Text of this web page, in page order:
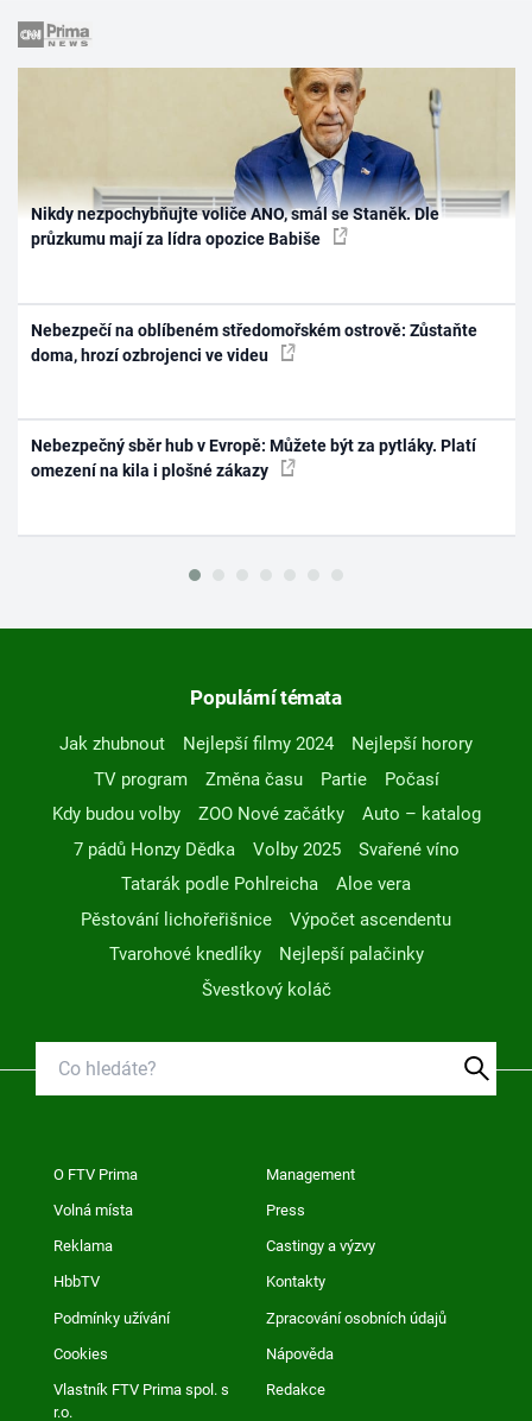
Nikdy nezpochybňujte voliče ANO, smál se Staněk. Dle
průzkumu mají za lídra opozice Babiše
Nebezpečí na oblíbeném středomořském ostrově: Zůstaňte
doma, hrozí ozbrojenci ve videu
Nebezpečný sběr hub v Evropě: Můžete být za pytláky. Platí
omezení na kila i plošné zákazy
Populární témata
Jak zhubnout Nejlepší filmy 2024
Nejlepší horory
TV program
Změna času Partie
Počasí
Kdy budou volby
ZOO Nové začátky
Auto – katalog
7 pádů Honzy Dědka
Volby 2025
Svařené víno
Tatarák podle Pohlreicha
Aloe vera
Pěstování lichořeřišnice
Výpočet ascendentu
Tvarohové knedlíky
Nejlepší palačinky
Švestkový koláč
O FTV Prima Management
Volná místa Press
Reklama Castingy a výzvy
HbbTV Kontakty
Podmínky užívání Zpracování osobních údajů
Cookies Nápověda
Vlastník FTV Prima spol. s
r.o.
Redakce